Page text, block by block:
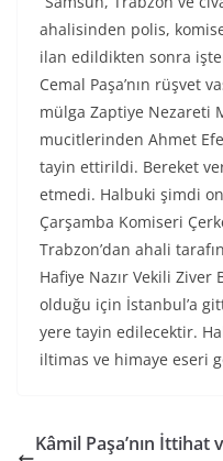
ahalisinden polis,
ilan edildikten sonra
Cemal Paşa’nın rüşvet
mülga Zaptiye Nezareti
mucitlerinden Ahmet
tayin ettirildi. Bereket
etmedi. Halbuki şimdi
Çarşamba Komiseri
Trabzon’dan ahali
Hafiye Nazır Vekili Ziver
olduğu için İstanbul’a
yere tayin edilecektir.
iltimas ve himaye eseri
Kâmil Paşa’nın